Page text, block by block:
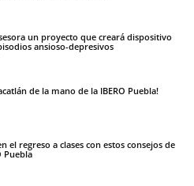
un proyecto que creará dispositivo
ansioso-depresivos
de la mano de la IBERO Puebla!
el regreso a clases con estos consejos de
Puebla